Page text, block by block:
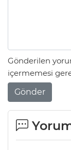
Gönderilen
içermemesi
Gönder